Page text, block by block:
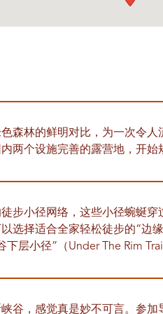
森林的鲜明对比，为一次令
两个设施完善的露营地，开始
步小径网络，这些小径蜿蜒
选择适合全家轻松徒步的“边
下层小径”（Under The Rim
谷，感觉真是妙不可言。参